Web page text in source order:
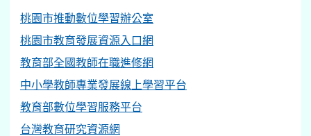
桃園市推動數位學習辦公室
桃園市教育發展資源入口網
教育部全國教師在職進修網
中小學教師專業發展線上學習平台
教育部數位學習服務平台
台灣教育研究資源網